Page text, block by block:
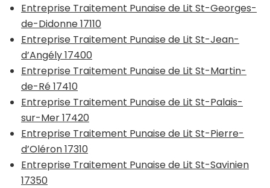
Entreprise Traitement Punaise de Lit St-Georges-
de-Didonne 17110
Entreprise Traitement Punaise de Lit St-Jean-
d’Angély 17400
Entreprise Traitement Punaise de Lit St-Martin-
de-Ré 17410
Entreprise Traitement Punaise de Lit St-Palais-
sur-Mer 17420
Entreprise Traitement Punaise de Lit St-Pierre-
d’Oléron 17310
Entreprise Traitement Punaise de Lit St-Savinien
17350